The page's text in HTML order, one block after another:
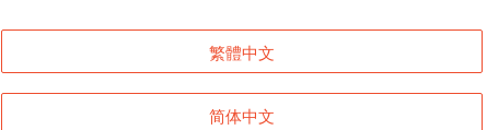
登入
返回首頁
繁體中文
简体中文